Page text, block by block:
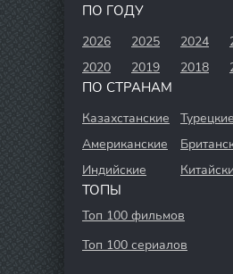
ПО ГОДУ
2026 2025 2024
2020
2019 2018
ПО СТРАНАМ
Казахстанские Турецкие
Американские
Индийские
ТОПЫ
Топ 100 фильмов
Топ 100 сериалов